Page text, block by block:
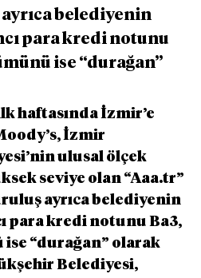
belediyenin
para kredi notunu
ise “durağan”
haftasında İzmir’e
İzmir
ulusal ölçek
seviye olan “Aaa.tr”
ayrıca belediyenin
para kredi notunu Ba3,
“durağan” olarak
Belediyesi,